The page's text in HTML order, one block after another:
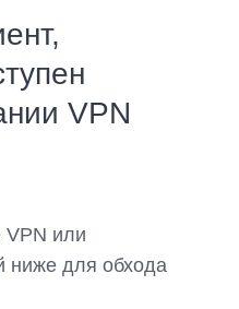
VPN
VPN или
ниже для обхода